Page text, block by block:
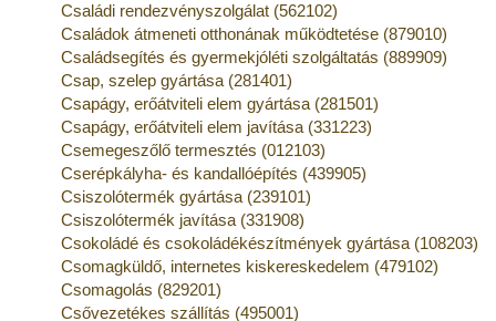
Családi rendezvényszolgálat (562102)
Családok átmeneti otthonának működtetése (879010)
Családsegítés és gyermekjóléti szolgáltatás (889909)
Csap, szelep gyártása (281401)
Csapágy, erőátviteli elem gyártása (281501)
Csapágy, erőátviteli elem javítása (331223)
Csemegeszőlő termesztés (012103)
Cserépkályha- és kandallóépítés (439905)
Csiszolótermék gyártása (239101)
Csiszolótermék javítása (331908)
Csokoládé és csokoládékészítmények gyártása (108203)
Csomagküldő, internetes kiskereskedelem (479102)
Csomagolás (829201)
Csővezetékes szállítás (495001)